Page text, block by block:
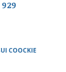
COOCKIE